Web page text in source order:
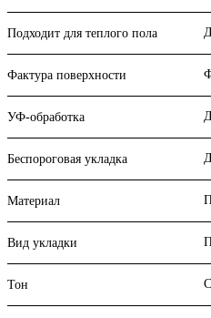
Подходит для теплого пола
Фактура поверхности
УФ-обработка
Беспороговая укладка
Материал
Вид укладки
Тон